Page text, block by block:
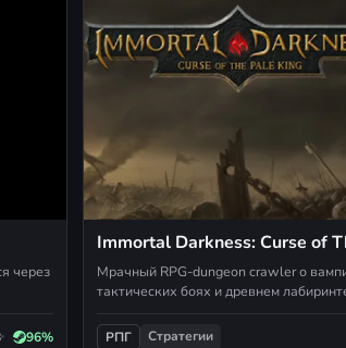
через
96%
Immortal Darkness: Curse of
Мрачный RPG-dungeon crawler о
тактических боях и древнем
РПГ Стратегии